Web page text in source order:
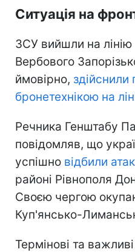
Ситуація на
ЗСУ вийшли на лінію
Вербового
ймовірно, здійснили
бронетехнікою на
Речника Генштабу
повідомляв, що
успішно відбили
районі Рівнополя
Своєю чергою
Куп'янсько-
Термінові та